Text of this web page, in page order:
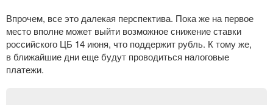
Впрочем, все это далекая перспектива. Пока же на первое
место вполне может выйти возможное снижение ставки
российского ЦБ 14 июня, что поддержит рубль. К тому же,
в ближайшие дни еще будут проводиться налоговые
платежи.